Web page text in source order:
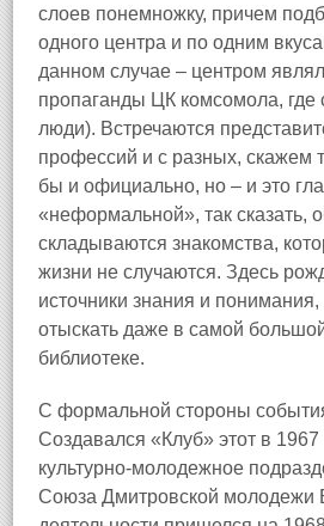
слоев понемножку, причем
одного центра и по одним
данном случае – центром
пропаганды ЦК комсомола, где
люди). Встречаются
профессий и с разных, скажем
бы и официально, но – и это
«неформальной», так сказать,
складываются знакомства,
жизни не случаются. Здесь
источники знания и понимания,
отыскать даже в самой
библиотеке.
С формальной стороны
Создавался «Клуб» этот в 1967
культурно‑молодежное
Союза Дмитровской молодежи